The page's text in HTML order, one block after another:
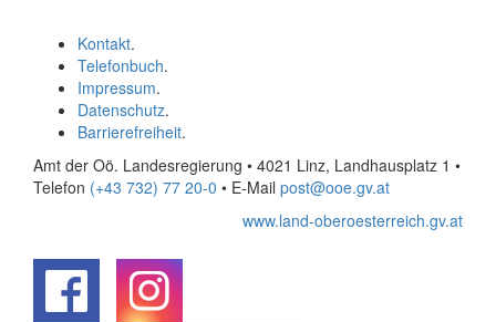
Kontakt.
Telefonbuch.
Impressum.
Datenschutz.
Barrierefreiheit.
Amt der Oö. Landesregierung • 4021 Linz, Landhausplatz 1 •
Telefon (+43 732) 77 20-0 • E-Mail post@ooe.gv.at
www.land-oberoesterreich.gv.at